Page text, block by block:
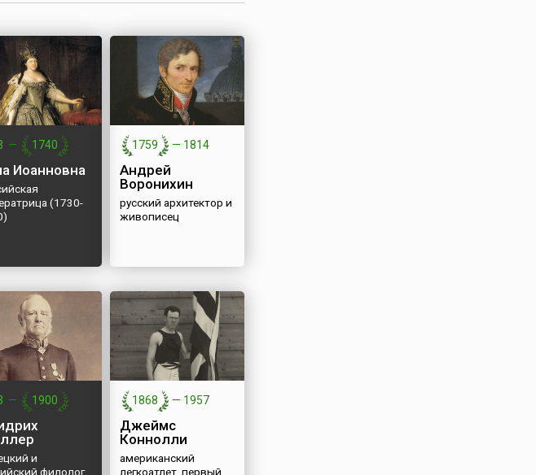
так
кузнеца из глухой
Муссолини, потребовал
для себя пост премьер-
министра. Еще накануне он
приехал в Милан, в
Перудже было
опубликовано воззвание
Национальной фашистской
партии ...
— 1740
Иоанновна
(1730-
1759 — 1814
Андрей
Воронихин
русский архитектор и
живописец
— 1900
и
филолог,
1868 — 1957
Джеймс
Коннолли
американский
легкоатлет, первый